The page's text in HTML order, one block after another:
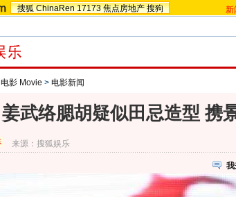
搜狐 ChinaRen 17173 焦点房地产 搜狗 新
电影 Movie > 电影新闻
姜武络腮胡疑似田忌造型 携
来源：搜狐娱乐
我